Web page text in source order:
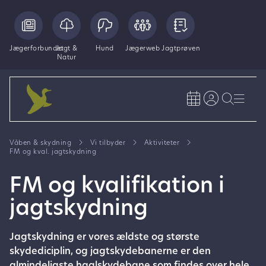
JægerforbundetJagt &
Natur
Hund Jægerweb Jagtprøven
Våben & skydning Vi tilbyder
Aktiviteter
FM og kval. jagtskydning
FM og kvalifikation i
jagtskydning
Jagtskydning er vores ældste og største
skydediciplin, og jagtskydebanerne er den